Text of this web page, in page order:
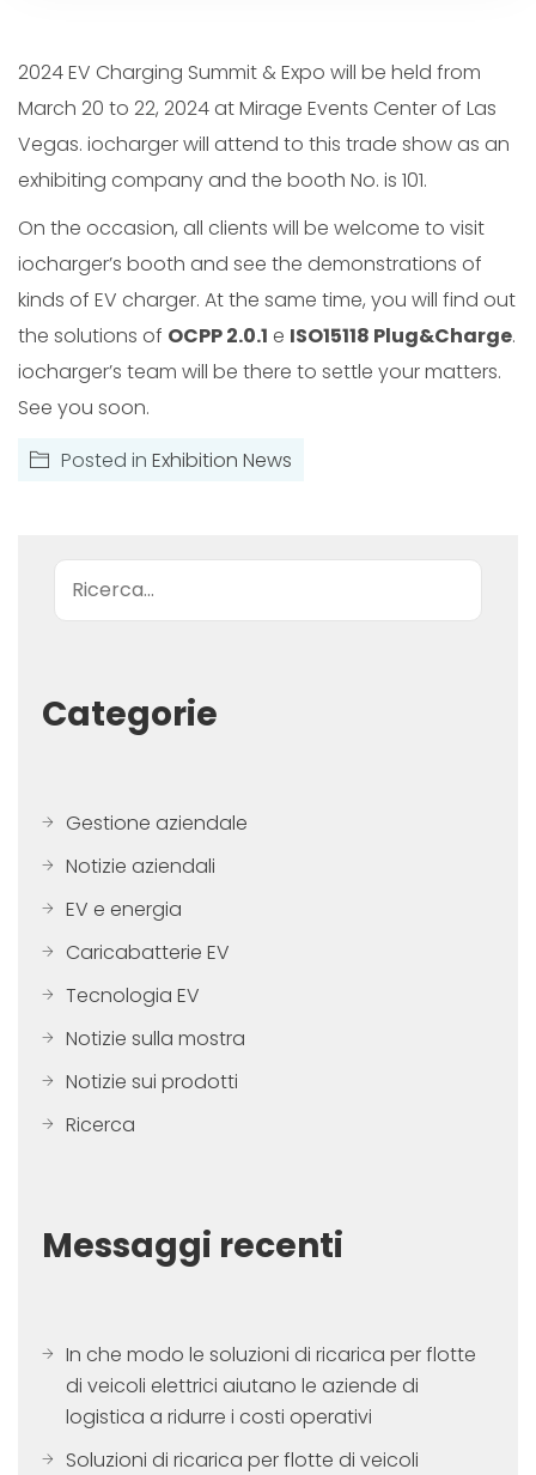
2024 EV Charging Summit & Expo will be held from
March 20 to 22, 2024 at Mirage Events Center of Las
Vegas. iocharger will attend to this trade show as an
exhibiting company and the booth No. is 101.
On the occasion, all clients will be welcome to visit
iocharger’s booth and see the demonstrations of
kinds of EV charger. At the same time, you will find out
the solutions of OCPP 2.0.1 e ISO15118 Plug&Charge.
iocharger’s team will be there to settle your matters.
See you soon.
Posted in Exhibition News
Ricerca
Categorie
Gestione aziendale
Notizie aziendali
EV e energia
Caricabatterie EV
Tecnologia EV
Notizie sulla mostra
Notizie sui prodotti
Ricerca
Messaggi recenti
In che modo le soluzioni di ricarica per flotte
di veicoli elettrici aiutano le aziende di
logistica a ridurre i costi operativi
Soluzioni di ricarica per flotte di veicoli